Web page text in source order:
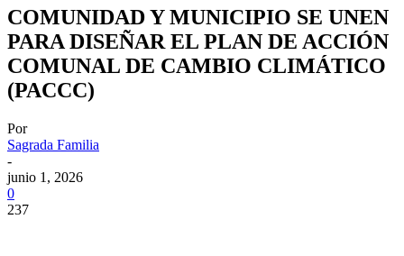
COMUNIDAD Y MUNICIPIO SE UNEN
PARA DISEÑAR EL PLAN DE ACCIÓN
COMUNAL DE CAMBIO CLIMÁTICO
(PACCC)
Por
Sagrada Familia
-
junio 1, 2026
0
237